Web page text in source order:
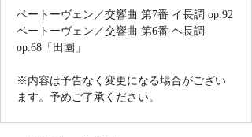
ベートーヴェン／交響曲 第7番 イ長調 op.92
ベートーヴェン／交響曲 第6番 ヘ長調
op.68「田園」
※内容は予告なく変更になる場合がござい
ます。予めご了承ください。